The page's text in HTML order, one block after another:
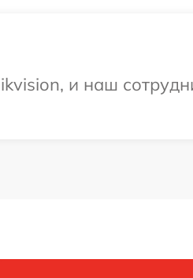
и наш